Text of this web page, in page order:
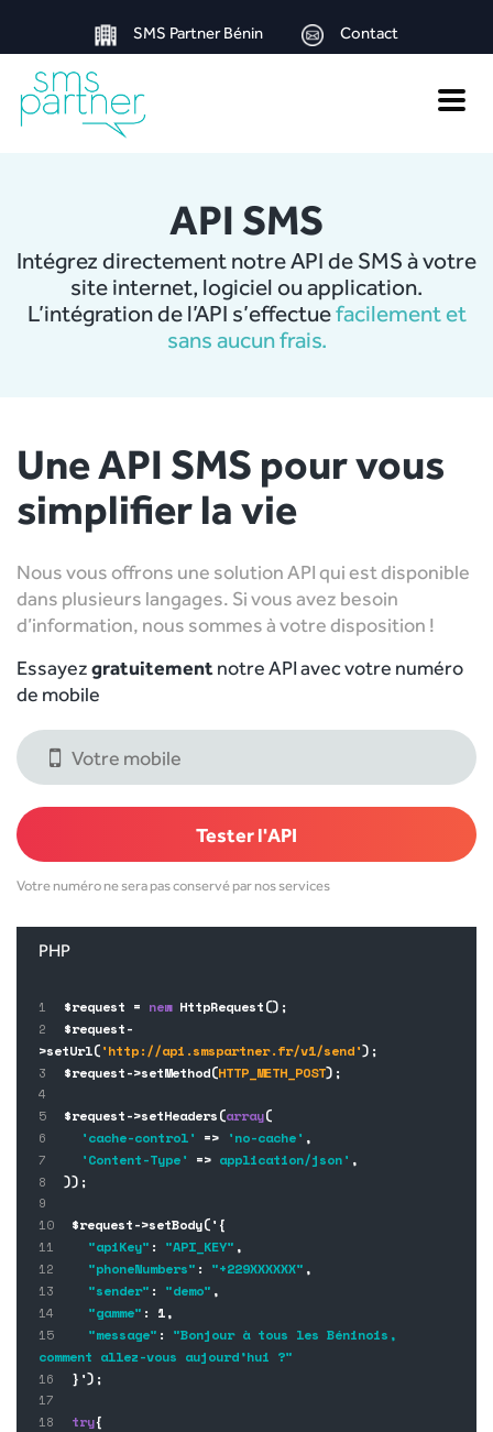
SMS Partner Bénin Contact
Toggle
API SMS
Intégrez directement notre API de SMS à votre
site internet, logiciel ou application.
L’intégration de l’API s’effectuefacilement et
sans aucun frais.
Une API SMS pour vous
simplifier la vie
Nous vous offrons une solution API qui est disponible
dans plusieurs langages. Si vous avez besoin
d’information, nous sommes à votre disposition !
Essayezgratuitement notre API avec votre numéro
de mobile
Votre numéro ne sera pas conservé par nos services
PHP
$request = newHttpRequest();
$request-
>setUrl('http://api.smspartner.fr/v1/send');
$request->setMethod(HTTP_METH_POST);
$request->setHeaders(array(
'cache-control' => 'no-cache' ,
'Content-Type' => application/json' ,
));
$request->setBody('{
"apiKey" : "API_KEY" ,
"phoneNumbers" : "+229XXXXXX" ,
"sender" : "demo" ,
"gamme" : 1,
"message" : "Bonjour à tous les Béninois,
comment allez-vous aujourd’hui ?"
}');
try{